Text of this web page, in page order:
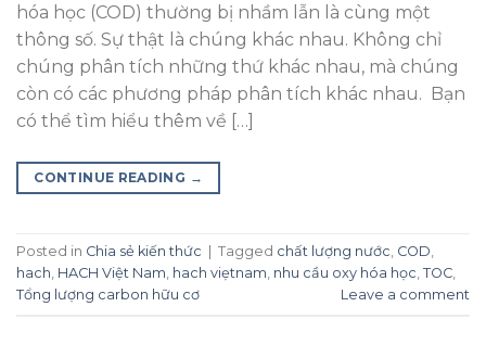
hóa học (COD) thường bị nhầm lẫn là cùng một
thông số. Sự thật là chúng khác nhau. Không chỉ
chúng phân tích những thứ khác nhau, mà chúng
còn có các phương pháp phân tích khác nhau. Bạn
có thể tìm hiểu thêm về […]
CONTINUE READING →
Posted in Chia sẻ kiến thức Tagged chất lượng nước, COD,
hach, HACH Việt Nam, hach viẹtnam, nhu cầu oxy hóa học, TOC,
Tổng lượng carbon hữu cơ
Leave a comment